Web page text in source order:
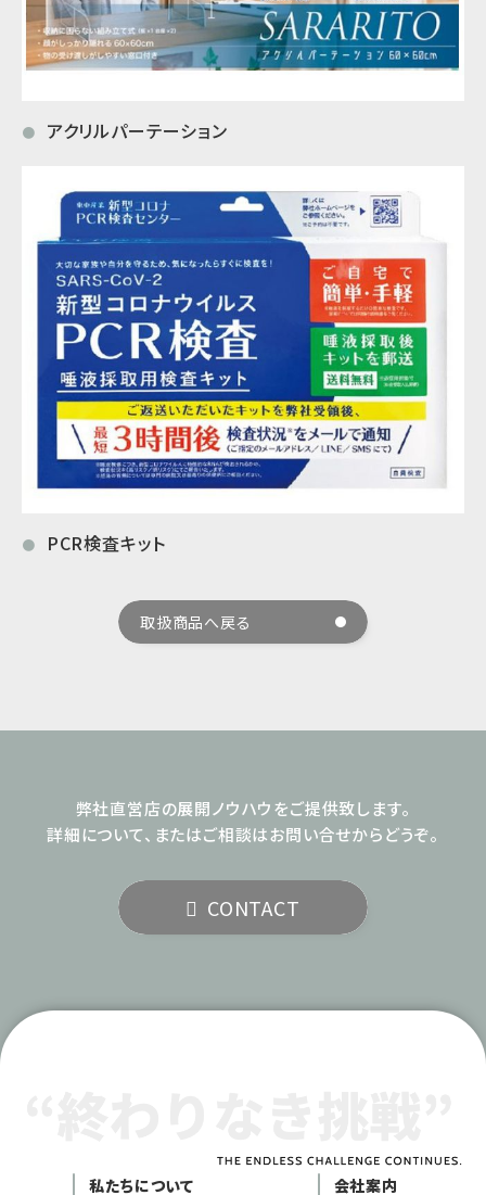
● アクリルパーテーション
● PCR検査キット
取扱商品へ戻る
弊社直営店の展開ノウハウをご提供致します。
詳細について、またはご相談はお問い合せからどうぞ。
CONTACT
私たちについて 会社案内